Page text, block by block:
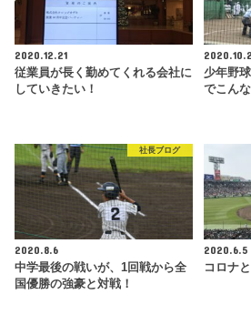
2020.12.21
従業員が長く勤めてくれる会社に
していきたい！
少年野
でこん
社長ブログ
2020.8.6
中学最後の戦いが、1回戦から全
国優勝の強豪と対戦！
2020.6.5
コロナ